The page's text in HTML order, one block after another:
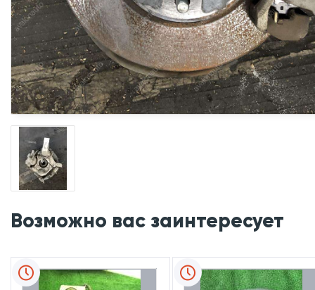
Возможно вас заинтересует